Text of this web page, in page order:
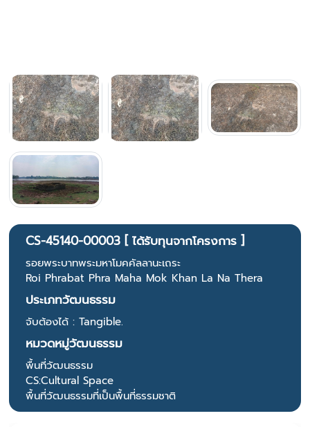
CS-45140-00003 [ ได้รับทุนจากโครงการ ]
รอยพระบาทพระมหาโมคคัลลานะเถระ
Roi Phrabat Phra Maha Mok Khan La Na Thera
ประเภทวัฒนธรรม
จับต้องได้ : Tangible.
หมวดหมู่วัฒนธรรม
พื้นที่วัฒนธรรม
CS:Cultural Space
พื้นที่วัฒนธรรมที่เป็นพื้นที่ธรรมชาติ